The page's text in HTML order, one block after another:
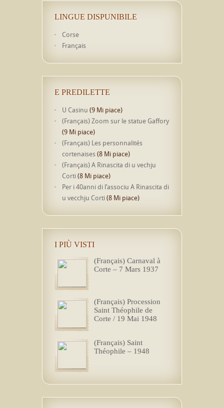
LINGUE DISPUNIBILE
Corse
Français
E PREDILETTE
U Casinu (9 Mi piace)
(Français) Zoom sur le statue Gaffory
(9 Mi piace)
(Français) Les personnalités
cortenaises (8 Mi piace)
(Français) A Rinascita di u vechju
Corti(8 Mi piace)
Per i 40anni di l’associu A Rinascita di
u vecchju Corti(8 Mi piace)
I PIÙ VISTI
(Français) Carnaval à
Corte – 7 Mars 1937
(Français) Procession
Saint Théophile de
Corte / 19 Mai 1948
(Français) Saint
Théophile – 1948